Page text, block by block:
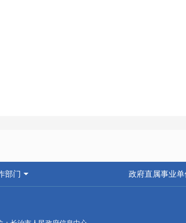
部门 政府直属事业单